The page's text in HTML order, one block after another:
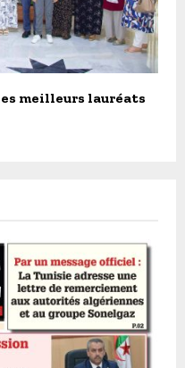
meilleurs lauréats